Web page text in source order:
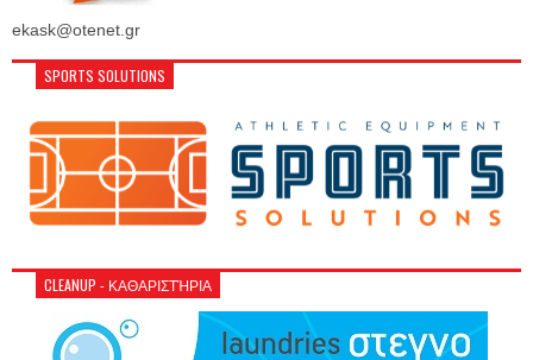
ekask@otenet.gr
SPORTS SOLUTIONS
CLEANUP - ΚΑΘΑΡΙΣΤΉΡΙΑ